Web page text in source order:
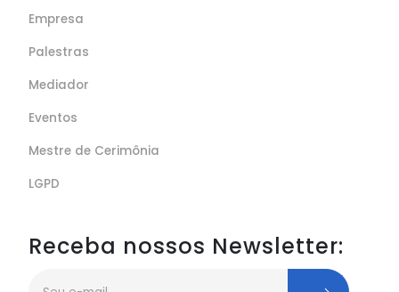
Empresa
Palestras
Mediador
Eventos
Mestre de Cerimônia
LGPD
Receba nossos Newsletter: